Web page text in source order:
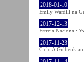
2018-01-10
Emily Wardill na
2017-12-13
Estreia Nacional:
2017-11-23
Ciclo A